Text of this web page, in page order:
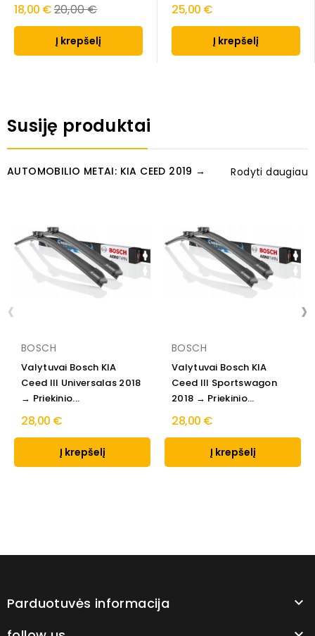
18,00 €Regular
price
20,00 €
Į krepšelį
25,00 €
Į krepšelį
Susiję produktai
AUTOMOBILIO METAI: KIA CEED 2019 → Rodyti daugiau
BOSCH
Valytuvai Bosch KIA
Ceed III Universalas 2018
→ Priekinio...
28,00 €
Į krepšelį
BOSCH
Valytuvai Bosch KIA
Ceed III Sportswagon
2018 → Priekinio...
28,00 €
Į krepšelį
‹ ›
Parduotuvės informacija 